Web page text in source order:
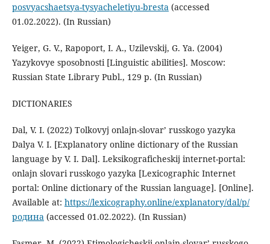
posvyacshaetsya-tysyacheletiyu-bresta (accessed
01.02.2022). (In Russian)
Yeiger, G. V., Rapoport, I. A., Uzilevskij, G. Ya. (2004)
Yazykovye sposobnosti [Linguistic abilities]. Moscow:
Russian State Library Publ., 129 p. (In Russian)
DICTIONARIES
Dal, V. I. (2022) Tolkovyj onlajn-slovar’ russkogo yazyka
Dalya V. I. [Explanatory online dictionary of the Russian
language by V. I. Dal]. Leksikograficheskij internet-portal:
onlajn slovari russkogo yazyka [Lexicographic Internet
portal: Online dictionary of the Russian language]. [Online].
Available at: https://lexicography.online/explanatory/dal/р/
родина (accessed 01.02.2022). (In Russian)